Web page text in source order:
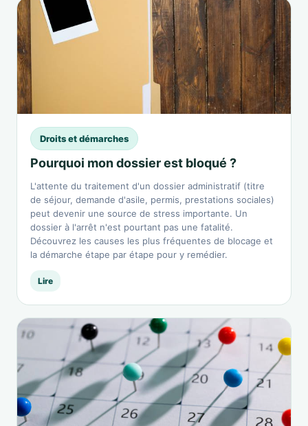
Droits et démarches
Pourquoi mon dossier est bloqué ?
L'attente du traitement d'un dossier administratif (titre
de séjour, demande d'asile, permis, prestations sociales)
peut devenir une source de stress importante. Un
dossier à l'arrêt n'est pourtant pas une fatalité.
Découvrez les causes les plus fréquentes de blocage et
la démarche étape par étape pour y remédier.
Lire